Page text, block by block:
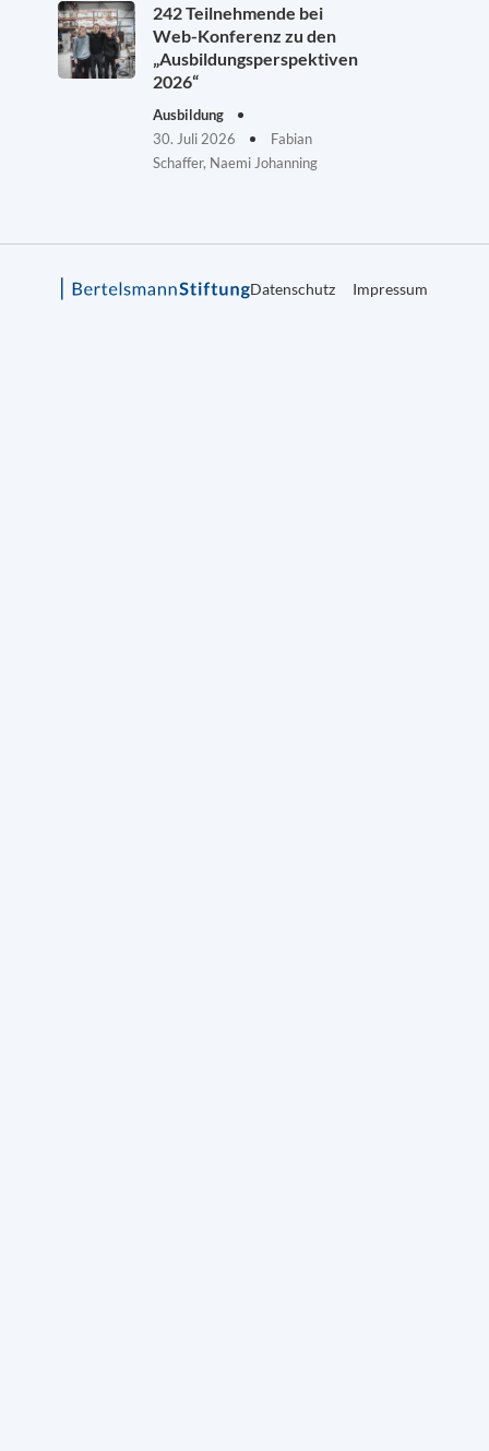
242 Teilnehmende bei
Web-Konferenz zu den
„Ausbildungsperspektiven
2026“
Ausbildung
30. Juli 2026
Fabian
Schaffer, Naemi Johanning
Datenschutz Impressum